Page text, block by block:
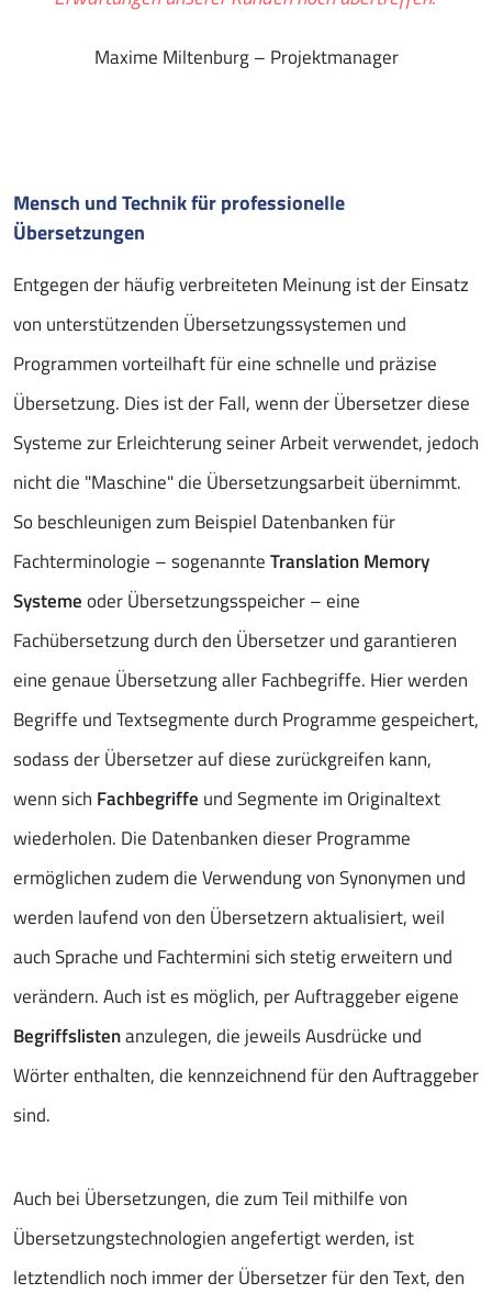
Maxime Miltenburg – Projektmanager
Mensch und Technik für professionelle
Übersetzungen
Entgegen der häufig verbreiteten Meinung ist der Einsatz
von unterstützenden Übersetzungssystemen und
Programmen vorteilhaft für eine schnelle und präzise
Übersetzung. Dies ist der Fall, wenn der Übersetzer diese
Systeme zur Erleichterung seiner Arbeit verwendet, jedoch
nicht die "Maschine" die Übersetzungsarbeit übernimmt.
So beschleunigen zum Beispiel Datenbanken für
Fachterminologie – sogenannteTranslation Memory
Systemeoder Übersetzungsspeicher – eine
Fachübersetzung durch den Übersetzer und garantieren
eine genaue Übersetzung aller Fachbegriffe. Hier werden
Begriffe und Textsegmente durch Programme gespeichert,
sodass der Übersetzer auf diese zurückgreifen kann,
wenn sich Fachbegriffe und Segmente im Originaltext
wiederholen. Die Datenbanken dieser Programme
ermöglichen zudem die Verwendung von Synonymen und
werden laufend von den Übersetzern aktualisiert, weil
auch Sprache und Fachtermini sich stetig erweitern und
verändern. Auch ist es möglich, per Auftraggeber eigene
Begriffslistenanzulegen, die jeweils Ausdrücke und
Wörter enthalten, die kennzeichnend für den Auftraggeber
sind.
Auch bei Übersetzungen, die zum Teil mithilfe von
Übersetzungstechnologien angefertigt werden, ist
letztendlich noch immer der Übersetzer für den Text, den